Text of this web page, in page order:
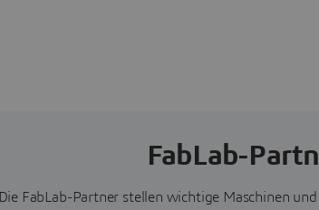
FabLab-
Die FabLab-Partner stellen wichtige Maschinen